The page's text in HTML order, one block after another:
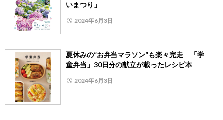
いまつり」
2024年6月3日
夏休みの“お弁当マラソン”も楽々完走 「学
童弁当」30日分の献立が載ったレシピ本
2024年6月3日